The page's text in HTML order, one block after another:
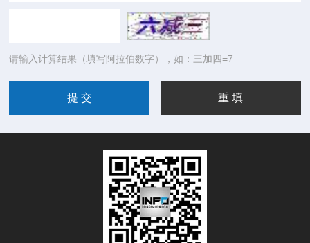
请输入计算结果（填写阿拉伯数字），如：三加四=7